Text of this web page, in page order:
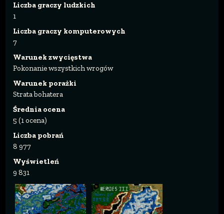
Liczba graczy ludzkich
1
Liczba graczy komputerowych
7
Warunek zwycięstwa
Pokonanie wszystkich wrogów
Warunek porażki
Strata bohatera
Średnia ocena
5 (1 ocena)
Liczba pobrań
8 977
Wyświetleń
9 831